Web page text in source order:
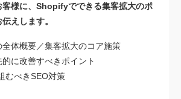
様に、Shopifyでできる集客拡大のポ
えします。
全体概要／集客拡大のコア施策
的に改善すべきポイント
むべきSEO対策